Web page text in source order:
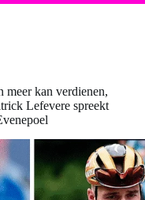
meer kan verdienen,
Lefevere spreekt